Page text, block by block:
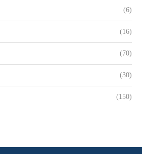
(6)
(16)
(70)
(30)
(150)